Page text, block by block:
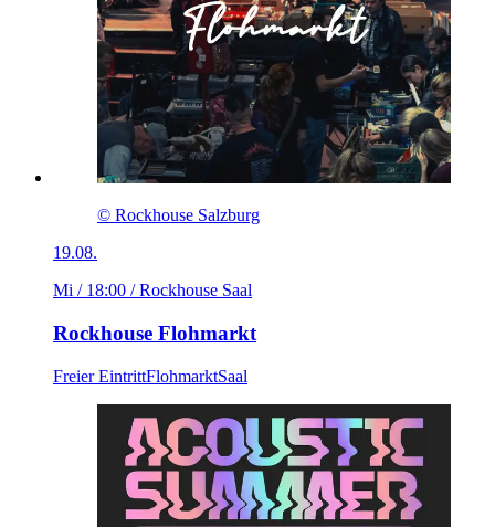
© Rockhouse Salzburg
19.08.
Mi / 18:00 / Rockhouse Saal
Rockhouse Flohmarkt
Freier EintrittFlohmarktSaal